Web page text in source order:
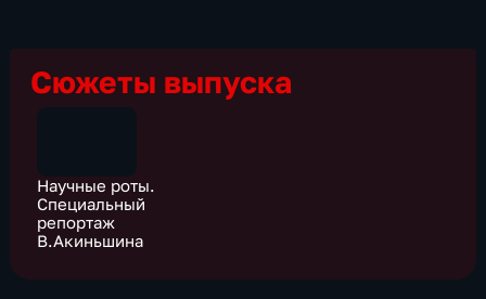
Сюжеты выпуска
Научные роты.
Специальный
репортаж
В.Акиньшина